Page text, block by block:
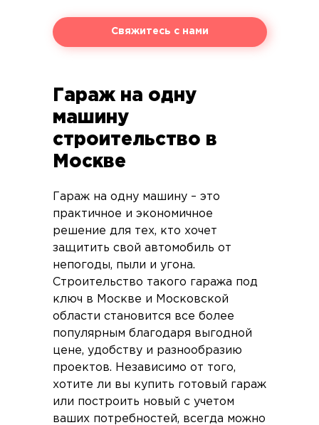
Свяжитесь с нами
Гараж на одну
машину
строительство в
Москве
Гараж на одну машину – это
практичное и экономичное
решение для тех, кто хочет
защитить свой автомобиль от
непогоды, пыли и угона.
Строительство такого гаража под
ключ в Москве и Московской
области становится все более
популярным благодаря выгодной
цене, удобству и разнообразию
проектов. Независимо от того,
хотите ли вы купить готовый гараж
или построить новый с учетом
ваших потребностей, всегда можно